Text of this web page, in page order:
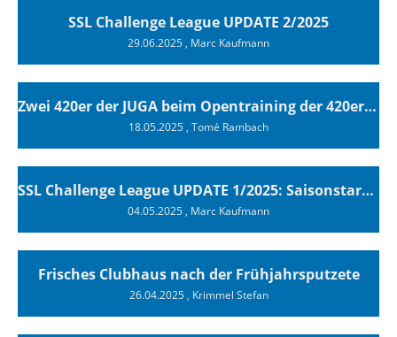
SSL Challenge League UPDATE 2/2025
29.06.2025, Marc Kaufmann
Zwei 420er der JUGA beim Opentraining der 420er Association in Sisikon
18.05.2025, Tomé Rambach
SSL Challenge League UPDATE 1/2025: Saisonstart am Bielersee
04.05.2025, Marc Kaufmann
Frisches Clubhaus nach der Frühjahrsputzete
26.04.2025, Krimmel Stefan